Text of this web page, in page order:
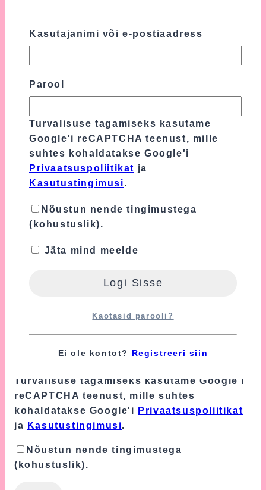
Mähkmetort Lõvikuningaga”
väljad on tähistatud*-ga
E-post*
Turvalisuse tagamiseks kasutame Google'i
reCAPTCHA teenust, mille suhtes
kohaldatakse Google'i Privaatsuspoliitikat
ja Kasutustingimusi.
Nõustun nende tingimustega
(kohustuslik).
Kasutajanimi või e-postiaadress
Parool
Turvalisuse tagamiseks kasutame
Google'i reCAPTCHA teenust, mille
suhtes kohaldatakse Google'i
Privaatsuspoliitikat ja
Kasutustingimusi.
Nõustun nende tingimustega
(kohustuslik).
Jäta mind meelde
Kaotasid parooli?
Ei ole kontot? Registreeri siin